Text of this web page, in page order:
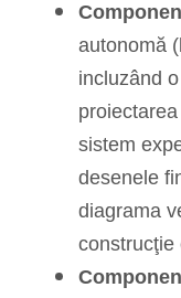
autonomă
incluzând
sistem
desenele
diagrama
construcţie